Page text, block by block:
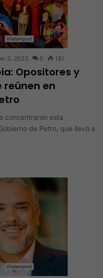
3, 2023 0 181
Opositores y
reúnen en
concentraron esta
de Petro, que llevó a